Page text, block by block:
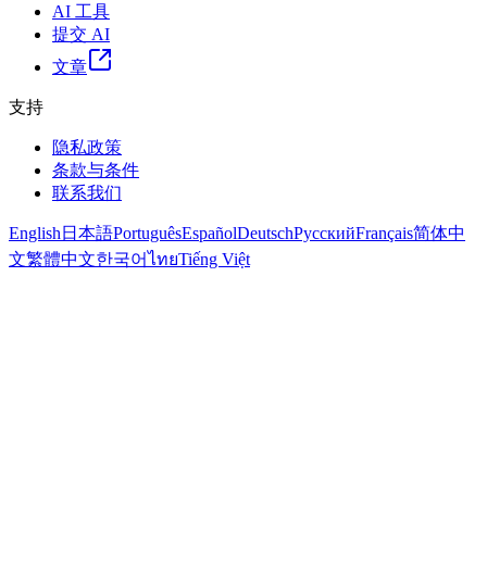
AI 工具
提交 AI
文章
支持
隐私政策
条款与条件
联系我们
English 日本語PortuguêsEspañolDeutschРусскийFrançais简体中
文繁體中文한국어ไทยTiếng Việt